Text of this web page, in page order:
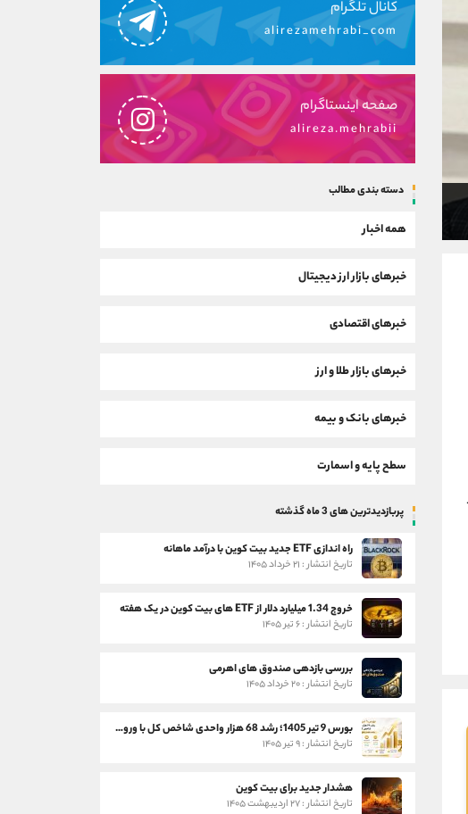
کانال تلگرام
alirezamehrabi_com
صفحه اینستاگرام
alireza.mehrabii
دسته بندی مطالب
همه اخبار
خبرهای بازار ارز دیجیتال
خبرهای اقتصادی
خبرهای بازار طلا و ارز
خبرهای بانک و بیمه
سطح پایه و اسمارت
پربازدیدترین های 3 ماه گذشته
راه اندازی ETF جدید بیت کوین با درآمد ماهانه
تاریخ انتشار : ۲۱ خرداد ۱۴۰۵
خروج 1.34 میلیارد دلار از ETF های بیت کوین در یک هفته
تاریخ انتشار : ۶ تیر ۱۴۰۵
بررسی بازدهی صندوق های اهرمی
تاریخ انتشار : ۲۰ خرداد ۱۴۰۵
بورس 9 تیر 1405؛ رشد 68 هزار واحدی شاخص کل با ورود 3 همت پول حقیقی
تاریخ انتشار : ۹ تیر ۱۴۰۵
هشدار جدید برای بیت کوین
تاریخ انتشار : ۲۷ اردیبهشت ۱۴۰۵